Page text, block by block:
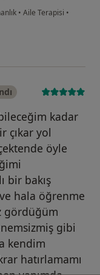
• Aile Terapisi •
kadar
çıkar yol
öyle
bir bakış
hala öğrenme
gördüğüm
gibi
kendim
hatırlamamı